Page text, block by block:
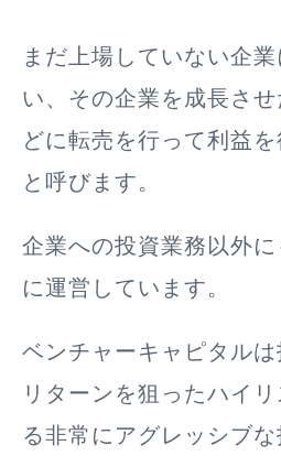
まだ上場していない企
い、 その企業を成長さ
どに転売を行って利益
と呼びます。
企業への投資業務以外
に運営しています。
ベンチャーキャピタル
リターンを狙ったハイ
る非常にアグレッシブ